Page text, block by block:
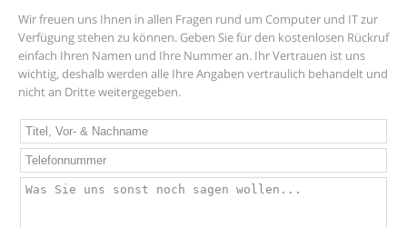
Wir freuen uns Ihnen in allen Fragen rund um Computer und IT zur
Verfügung stehen zu können. Geben Sie für den kostenlosen Rückruf
einfach Ihren Namen und Ihre Nummer an. Ihr Vertrauen ist uns
wichtig, deshalb werden alle Ihre Angaben vertraulich behandelt und
nicht an Dritte weitergegeben.
Lass
dieses
Feld
leer